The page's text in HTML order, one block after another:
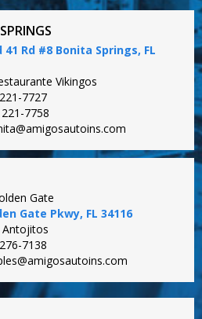
41 Rd #8 Bonita Springs, FL
Vikingos
7727
7758
Gate
Gate Pkwy, FL 34116
Antojitos
7138